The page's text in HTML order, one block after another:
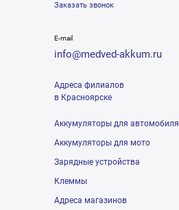
Заказать звонок
E-mail
info@medved-akkum.ru
Адреса филиалов
в Красноярске
Аккумуляторы для автомобиля
Аккумуляторы для мото
Зарядные устройства
Клеммы
Адреса магазинов